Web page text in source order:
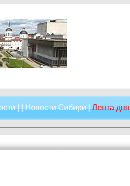
| |Новости Сибири|Лента дня